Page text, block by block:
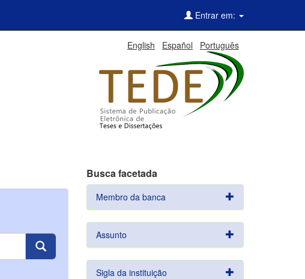
Entrar em:
English Español Português
Busca facetada
Membro da banca
Assunto
Sigla da instituição